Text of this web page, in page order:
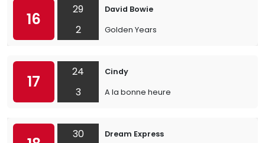
16
29
2
David Bowie
Golden Years
17
24
3
Cindy
A la bonne heure
30
Dream Express